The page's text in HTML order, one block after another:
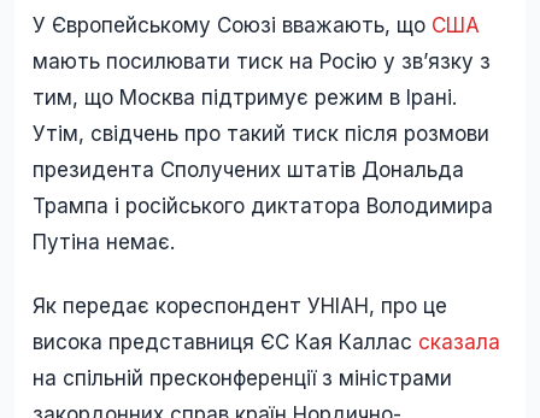
У Європейському Союзі вважають, що США
мають посилювати тиск на Росію у зв’язку з
тим, що Москва підтримує режим в Ірані.
Утім, свідчень про такий тиск після розмови
президента Сполучених штатів Дональда
Трампа і російського диктатора Володимира
Путіна немає.
Як передає кореспондент УНІАН, про це
висока представниця ЄС Кая Каллас сказала
на спільній пресконференції з міністрами